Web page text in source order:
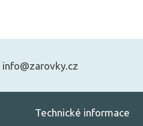
info@zarovky.cz
Technické informace